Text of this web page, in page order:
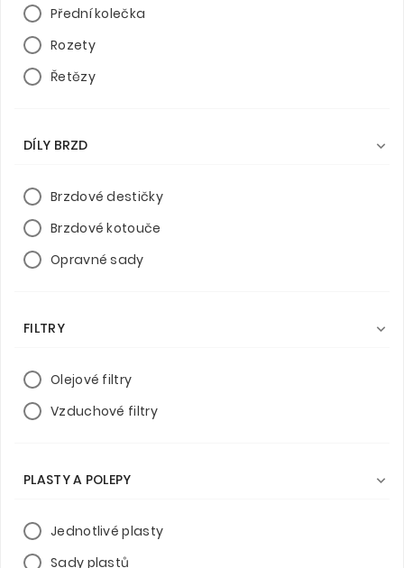
Přední kolečka
Rozety
Řetězy
DÍLY BRZD 
Brzdové destičky
Brzdové kotouče
Opravné sady
FILTRY 
Olejové filtry
Vzduchové filtry
PLASTY A POLEPY 
Jednotlivé plasty
Sady plastů